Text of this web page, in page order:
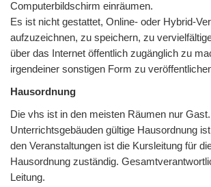
Computerbildschirm einräumen.
Es ist nicht gestattet, Online- oder Hybrid-
aufzuzeichnen, zu speichern, zu
über das Internet öffentlich zugänglich zu
irgendeiner sonstigen Form zu
Hausordnung
Die vhs ist in den meisten Räumen nur
Unterrichtsgebäuden gültige Hausordnung
den Veranstaltungen ist die Kursleitung für
Hausordnung zuständig.
Leitung.